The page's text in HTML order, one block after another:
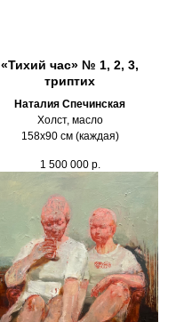
«Тихий час» № 1, 2, 3,
триптих
Наталия Спечинская
Холст, масло
158х90 см (каждая)
1 500 000 р.